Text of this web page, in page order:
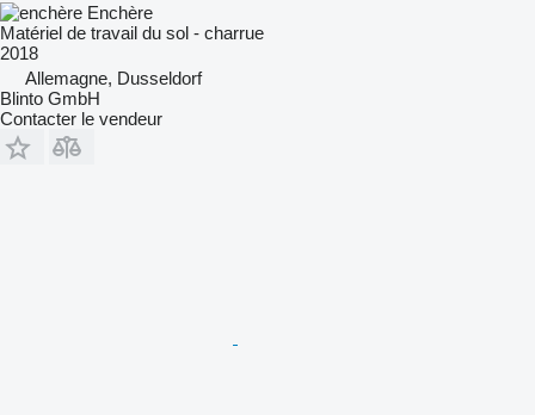
Enchère
Matériel de travail du sol - charrue
2018
Allemagne, Dusseldorf
Blinto GmbH
Contacter le vendeur